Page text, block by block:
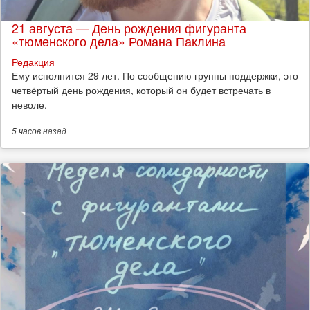
21 августа — День рождения фигуранта
«тюменского дела» Романа Паклина
Редакция
Ему исполнится 29 лет. По сообщению группы поддержки, это
четвёртый день рождения, который он будет встречать в
неволе.
5 часовназад